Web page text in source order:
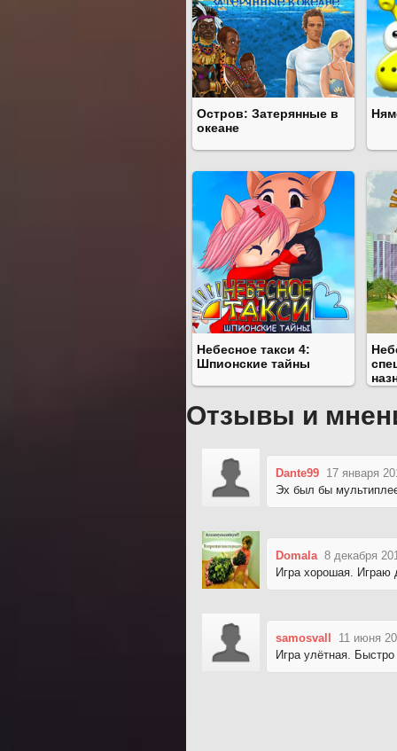
Остров: Затерянные в
океане
Небесное такси 4:
Шпионские тайны
Отзывы и
Dante99 17 января
Эх был бы
Domala 8 декабря
Игра хорошая. Играю
samosvall
11 июня
Игра улётная.